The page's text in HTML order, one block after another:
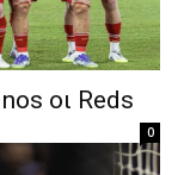
οι Reds
0